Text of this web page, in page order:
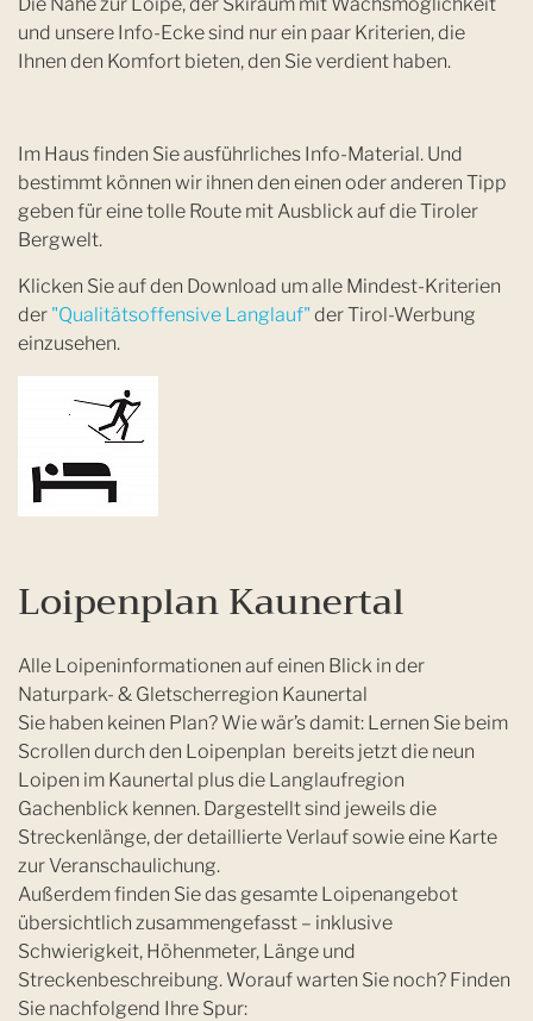
und unsere Info-Ecke sind nur ein paar Kriterien, die
Ihnen den Komfort bieten, den Sie verdient haben.
Im Haus finden Sie ausführliches Info-Material. Und
bestimmt können wir ihnen den einen oder anderen Tipp
geben für eine tolle Route mit Ausblick auf die Tiroler
Bergwelt.
Klicken Sie auf den Download um alle Mindest-Kriterien
der "Qualitätsoffensive Langlauf" der Tirol-Werbung
einzusehen.
Loipenplan Kaunertal
Alle Loipeninformationen auf einen Blick in der
Naturpark- & Gletscherregion Kaunertal
Sie haben keinen Plan? Wie wär’s damit: Lernen Sie beim
Scrollen durch den Loipenplan bereits jetzt die neun
Loipen im Kaunertal plus die Langlaufregion
Gachenblick kennen. Dargestellt sind jeweils die
Streckenlänge, der detaillierte Verlauf sowie eine Karte
zur Veranschaulichung.
Außerdem finden Sie das gesamte Loipenangebot
übersichtlich zusammengefasst – inklusive
Schwierigkeit, Höhenmeter, Länge und
Streckenbeschreibung. Worauf warten Sie noch? Finden
Sie nachfolgend Ihre Spur: